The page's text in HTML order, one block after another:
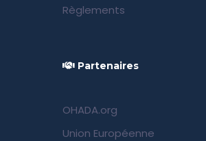
Règlements
Partenaires
OHADA.org
Union Européenne